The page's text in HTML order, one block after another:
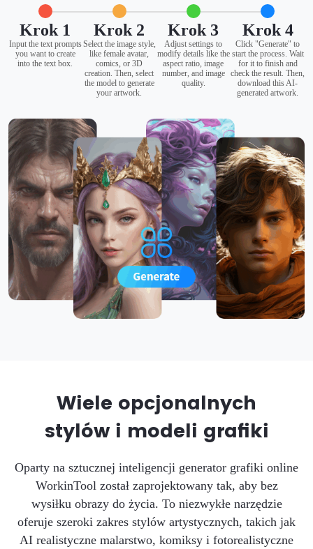
Krok 1
Input the text prompts
you want to create
into the text box.
Krok 2
Select the image style,
like female avatar,
comics, or 3D
creation. Then, select
the model to generate
your artwork.
Krok 3
Adjust settings to
modify details like the
aspect ratio, image
number, and image
quality.
Krok 4
Click "Generate" to
start the process. Wait
for it to finish and
check the result. Then,
download this AI-
generated artwork.
Wiele opcjonalnych
stylów i modeli grafiki
Oparty na sztucznej inteligencji generator grafiki online
WorkinTool został zaprojektowany tak, aby bez
wysiłku obrazy do życia. To niezwykłe narzędzie
oferuje szeroki zakres stylów artystycznych, takich jak
AI realistyczne malarstwo, komiksy i fotorealistyczne